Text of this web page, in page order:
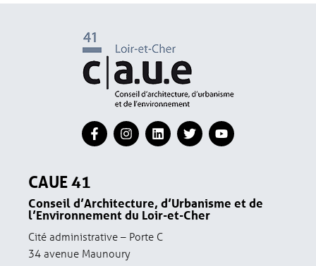
CAUE 41
Conseil d’Architecture, d’Urbanisme et de
l’Environnement du Loir-et-Cher
Cité administrative – Porte C
34 avenue Maunoury